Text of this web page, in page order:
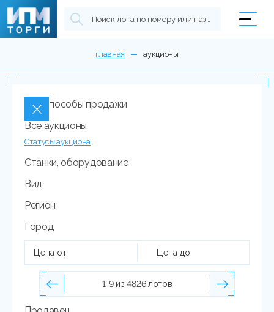
главная аукционы
Все способы продажи
Все аукционы
Статусы аукциона
Станки, оборудование
Вид
Регион
Город
1-9 из 4826 лотов